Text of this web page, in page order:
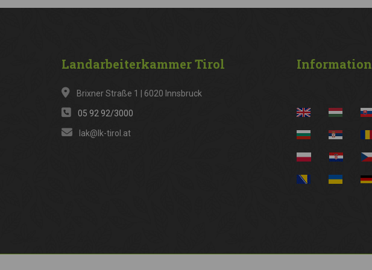
LandarbeiterkammerTirol
Brixner Straße 1 | 6020 Innsbruck
05 92 92/3000
lak@lk-tirol.at
Information